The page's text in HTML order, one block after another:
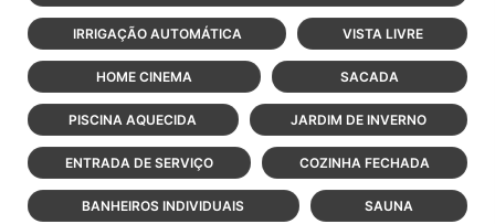
IRRIGAÇÃO AUTOMÁTICA VISTA LIVRE
HOME CINEMA SACADA
PISCINA AQUECIDA JARDIM DE INVERNO
ENTRADA DE SERVIÇO COZINHA FECHADA
BANHEIROS INDIVIDUAIS SAUNA